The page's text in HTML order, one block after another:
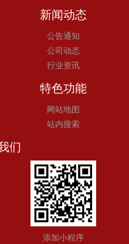
新闻动态
公告通知
公司动态
行业资讯
特色功能
网站地图
站内搜索
们
添加小程序